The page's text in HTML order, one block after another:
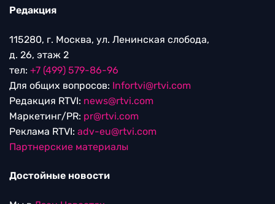
Редакция
115280, г. Москва, ул. Ленинская слобода,
д. 26, этаж 2
тел: +7 (499) 579-86-96
Для общих вопросов: Infortvi@rtvi.com
Редакция RTVI: news@rtvi.com
Маркетинг/PR: pr@rtvi.com
Реклама RTVI: adv-eu@rtvi.com
Партнерские материалы
Достойные новости